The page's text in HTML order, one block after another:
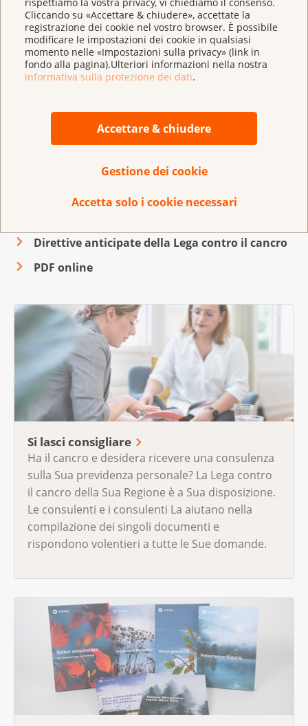
rispettiamo la vostra privacy, vi chiediamo il consenso.
Cliccando su «Accettare & chiudere», accettate la
registrazione dei cookie nel vostro browser. È possibile
modificare le impostazioni dei cookie in qualsiasi
momento nelle «Impostazioni sulla privacy» (link in
fondo alla pagina).Ulteriori informazioni nella nostra
informativa sulla protezione dei dati.
Accettare & chiudere
Gestione dei cookie
Accetta solo i cookie necessari
Prova maggiore sicurezza.
Non so bene come decidere. Cosa
Chieda consiglio al Suo medico di famiglia o a una
professionista o a un professionista in ambito
Direttive anticipate della Lega
Direttive anticipate della Lega contro il cancro
PDF online
Si lasci consigliare
Ha il cancro e desidera ricevere una consulenza
sulla Sua previdenza personale? La Lega contro
il cancro della Sua Regione è a Sua disposizione.
Le consulenti e i consulenti La aiutano nella
compilazione dei singoli documenti e
rispondono volentieri a tutte le Sue domande.